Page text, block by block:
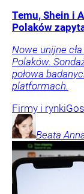
Temu, Shein i
Polaków
Nowe unijne
Polaków.
połowa
platformach.
Firmy i rynki
Beata